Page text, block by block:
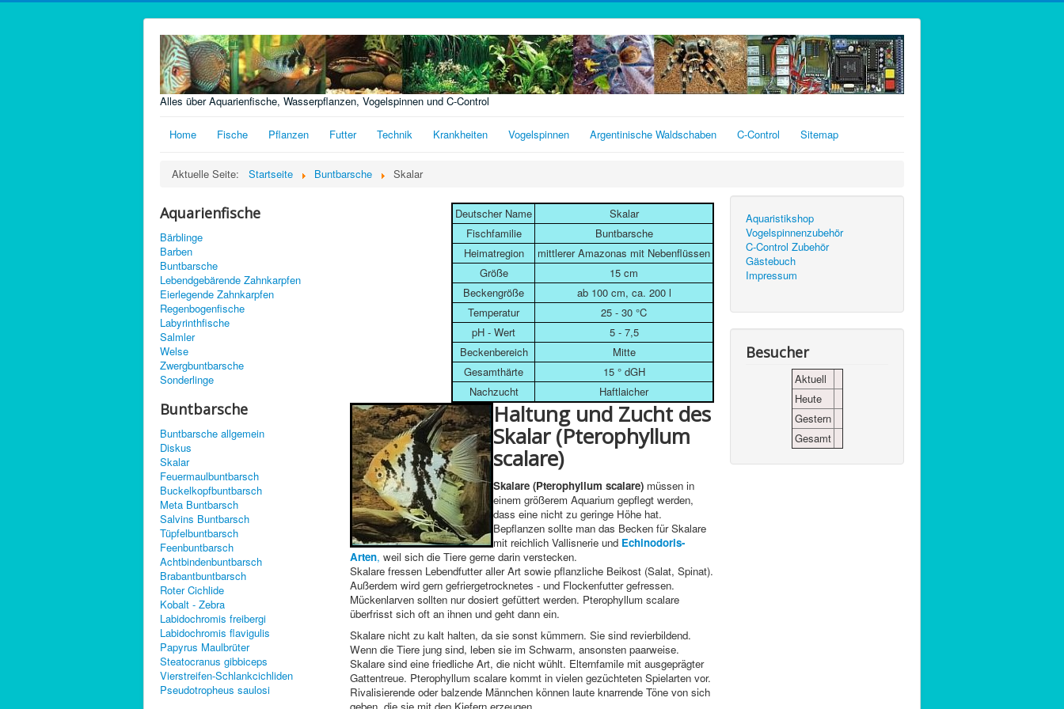
Alles über Aquarienfische, Wasserpflanzen, Vogelspinnen und C-Control
Home Fische Pflanzen Futter Technik Krankheiten Vogelspinnen Argentinische Waldschaben C-Control Sitemap
Aktuelle Seite: Startseite Buntbarsche Skalar
Aquarienfische
Bärblinge
Barben
Buntbarsche
Lebendgebärende Zahnkarpfen
Eierlegende Zahnkarpfen
Regenbogenfische
Labyrinthfische
Salmler
Welse
Zwergbuntbarsche
Sonderlinge
Buntbarsche
Buntbarsche allgemein
Diskus
Skalar
Feuermaulbuntbarsch
Buckelkopfbuntbarsch
Meta Buntbarsch
Salvins Buntbarsch
Tüpfelbuntbarsch
Feenbuntbarsch
Achtbindenbuntbarsch
Brabantbuntbarsch
Roter Cichlide
Kobalt - Zebra
Labidochromis freibergi
Labidochromis flavigulis
Papyrus Maulbrüter
Steatocranus gibbiceps
Vierstreifen-Schlankcichliden
Pseudotropheus saulosi
Deutscher Name
Skalar
Fischfamilie
Buntbarsche
Heimatregion
mittlerer Amazonas mit Nebenflüssen
Größe
15 cm
Beckengröße
ab 100 cm, ca. 200 l
Temperatur
25 - 30 °C
pH - Wert
5 - 7,5
Beckenbereich
Mitte
Gesamthärte
15 ° dGH
Nachzucht
Haftlaicher
Haltung und Zucht des
Skalar (Pterophyllum
scalare)
Skalare (Pterophyllum scalare) müssen in
einem größerem Aquarium gepflegt werden,
dass eine nicht zu geringe Höhe hat.
Bepflanzen sollte man das Becken für Skalare
mit reichlich Vallisnerie und Echinodoris-
Arten, weil sich die Tiere gerne darin verstecken.
Skalare fressen Lebendfutter aller Art sowie pflanzliche Beikost (Salat, Spinat).
Außerdem wird gern gefriergetrocknetes - und Flockenfutter gefressen.
Mückenlarven sollten nur dosiert gefüttert werden. Pterophyllum scalare
überfrisst sich oft an ihnen und geht dann ein.
Skalare nicht zu kalt halten, da sie sonst kümmern. Sie sind revierbildend.
Wenn die Tiere jung sind, leben sie im Schwarm, ansonsten paarweise.
Skalare sind eine friedliche Art, die nicht wühlt. Elternfamile mit ausgeprägter
Gattentreue. Pterophyllum scalare kommt in vielen gezüchteten Spielarten vor.
Rivalisierende oder balzende Männchen können laute knarrende Töne von sich
Aquaristikshop
Vogelspinnenzubehör
C-Control Zubehör
Gästebuch
Impressum
Besucher
Aktuell
Heute
Gestern
Gesamt